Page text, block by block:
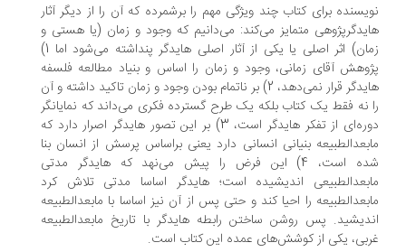
برای کتاب چند ویژگی مهم را برشمرده که آن را از دیگر آثار
متمایز می‌کند: می‌دانیم که وجود و زمان (یا هستی و
زمان) اثر اصلی یا یکی از آثار اصلی هایدگر پنداشته می‌شود اما 1)
آقای زمانی، وجود و زمان را اساس و بنیاد مطالعه فلسفه
هایدگر قرار نمی‌دهد، 2) بر ناتمام بودن وجود و زمان تاکید داشته و آن
نه فقط یک کتاب بلکه یک طرح گسترده فکری می‌داند که نمایانگر
دوره‌ای از تفکر هایدگر است، 3) بر این تصور هایدگر اصرار دارد که
بنیانی انسانی دارد یعنی براساس پرسش از انسان بنا
شده است، 4) این فرض را پیش می‌نهد که هایدگر مدتی
اندیشیده است؛ هایدگر اساسا مدتی تلاش کرد
را احیا کند و حتی پس از آن نیز اساسا با مابعدالطبیعه
پس روشن ساختن رابطه هایدگر با تاریخ مابعدالطبیعه
یکی از کوشش‌های عمده این کتاب است.